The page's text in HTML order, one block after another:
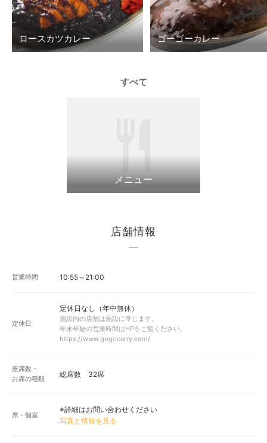
ロースカツカレー ゴーゴーカレー
すべて
メニュー
店舗情報
営業時間 10:55～21:00
定休日
定休日なし（年中無休）
施設内の店舗は施設に準じます。
年末年始の営業時間はHPをご覧ください。
https://www.gogocurry.com/
座席数・
お席の種類
総席数 32席
席・個室
※詳細はお問い合わせください
写真と情報を見る